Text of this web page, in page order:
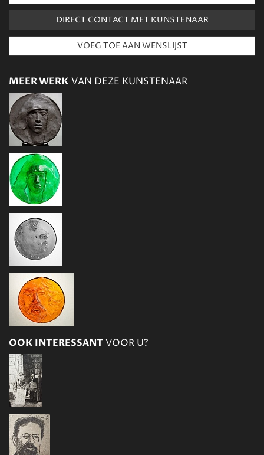
DIRECT CONTACT MET KUNSTENAAR
MEER WERK VAN DEZE KUNSTENAAR
OOK INTERESSANTVOOR U?